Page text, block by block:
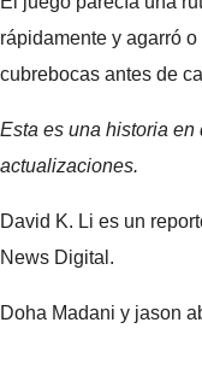
rápidamente y agarró
cubrebocas antes de
Esta es una historia
actualizaciones.
David K. Li es un
News Digital.
Doha Madani y jason